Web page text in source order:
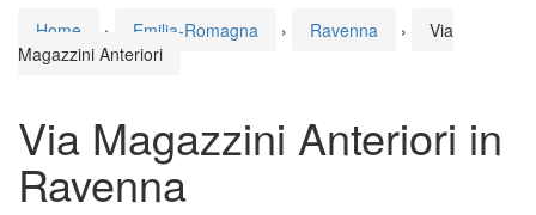
Home › Emilia-Romagna › Ravenna ›
Via
Magazzini Anteriori
Via Magazzini Anteriori in
Ravenna